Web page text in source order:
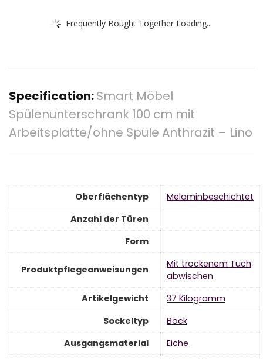
Frequently Bought Together Loading...
Specification:Smart Möbel
Spülenunterschrank 100 cm mit
Arbeitsplatte/ohne Spüle Anthrazit – Lino
Oberflächentyp
‎Melaminbeschichtet
Anzahl der Türen
Form
Produktpflegeanweisungen
‎Mit trockenem Tuch
abwischen
Artikelgewicht
‎37 Kilogramm
Sockeltyp
‎Bock
Ausgangsmaterial
‎Eiche